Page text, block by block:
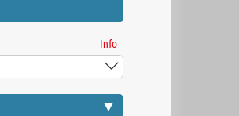
Info